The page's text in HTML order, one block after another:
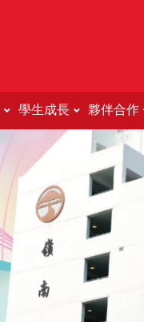
學生成長 夥伴合作